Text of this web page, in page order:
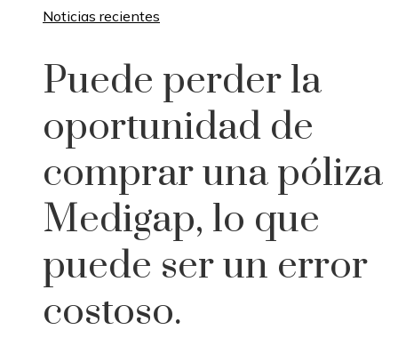
Noticias recientes
Puede perder la
oportunidad de
comprar una póliza
Medigap, lo que
puede ser un error
costoso.